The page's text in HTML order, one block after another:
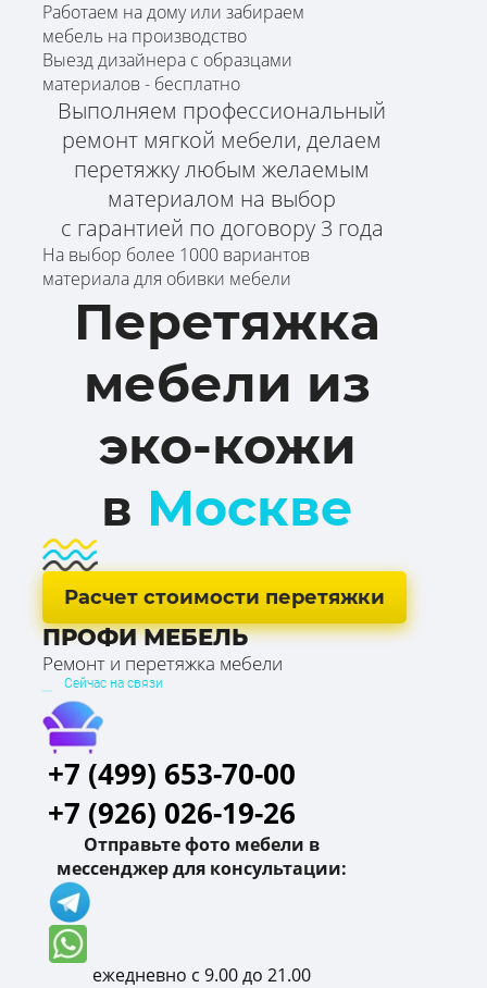
Работаем на дому или забираем
мебель на производство
Выезд дизайнера с образцами
материалов - бесплатно
Выполняем профессиональный
ремонт мягкой мебели, делаем
перетяжку любым желаемым
материалом на выбор
с гарантией по договору 3 года
На выбор более 1000 вариантов
материала для обивки мебели
Перетяжка
мебели из
эко-кожи
в Москве
Расчет стоимости перетяжки
ПРОФИ МЕБЕЛЬ
Ремонт и перетяжка мебели
Сейчас на связи
+7 (499) 653-70-00
+7 (926) 026-19-26
Отправьте фото мебели в
мессенджер для консультации:
ежедневно с 9.00 до 21.00